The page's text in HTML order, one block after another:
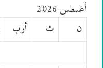
أغسطس 2026
ن
ث أرب